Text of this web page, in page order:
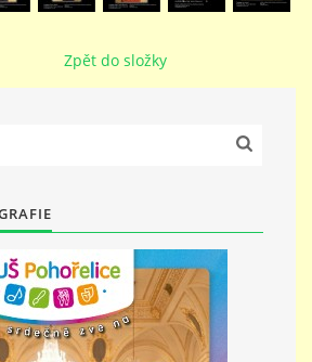
Zpět do složky